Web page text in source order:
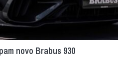
novo Brabus 930